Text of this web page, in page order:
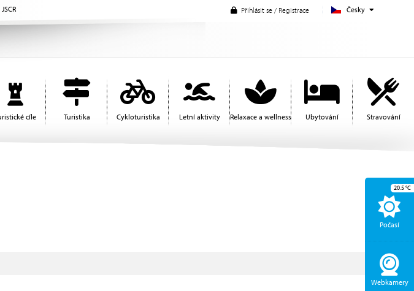
Česky
Přihlásit se / Registrace
cíle Turistika Cykloturistika Letní aktivity Relaxace a wellness Ubytování Stravování
Počasí
20.5°C
Webkamery